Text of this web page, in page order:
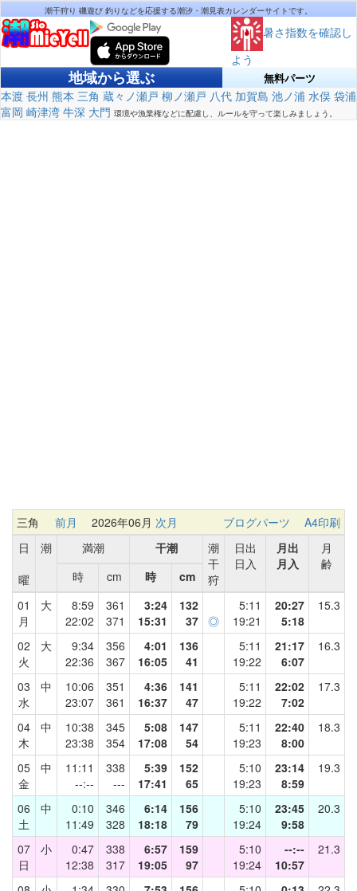
潮干狩り 磯遊び 釣りなどを応援する潮汐・潮見表カレンダーサイトです。
暑さ指数を確認し
よう
地域から選ぶ 無料パーツ
本渡 長州 熊本 三角 蔵々ノ瀬戸 柳ノ瀬戸 八代 加賀島 池ノ浦 水俣 袋浦
富岡 崎津湾 牛深 大門 環境や漁業権などに配慮し、ルールを守って楽しみましょう。
三角 前月 2026年06月 次月 ブログパーツ
A4印刷
日
曜
潮 満潮 干潮
潮
干
狩
日出
日入
月出
月入
月
齢
時
cm 時
cm
01
月
大
8:59
22:02
361
371
3:24
15:31
132
37 ◎
5:11
19:21
20:27
5:18
15.3
02
火
大
9:34
22:36
356
367
4:01
16:05
136
41
5:11
19:22
21:17
6:07
16.3
03
水
中
10:06
23:07
351
361
4:36
16:37
141
47
5:11
19:22
22:02
7:02
17.3
04
木
中
10:38
23:38
345
354
5:08
17:08
147
54
5:11
19:23
22:40
8:00
18.3
05
金
中
11:11
--:--
338
---
5:39
17:41
152
65
5:10
19:23
23:14
8:59
19.3
06
土
中
0:10
11:49
346
328
6:14
18:18
156
79
5:10
19:24
23:45
9:58
20.3
07
日
小
0:47
12:38
338
317
6:57
19:05
159
97
5:10
19:24
--:--
10:57
21.3